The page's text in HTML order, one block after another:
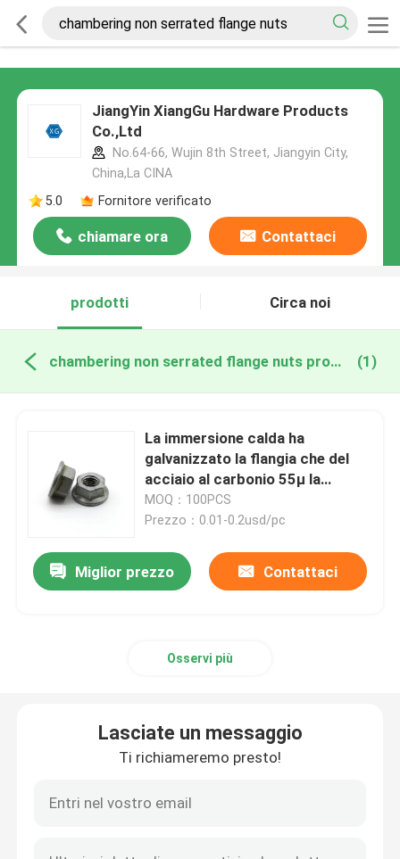
JiangYin XiangGu Hardware Products
Co.,Ltd
No.64-66, Wujin 8th Street, Jiangyin City,
China,La CINA
5.0
Fornitore verificato
chiamare ora Contattaci
prodotti Circa noi
chambering non serrated flange nuts produzione online (1)
La immersione calda ha
galvanizzato la flangia che del
acciaio al carbonio 55μ la
sfortuna matta di Chambering
non ha dentellato i dadi della
MOQ：100PCS
Prezzo：0.01-0.2usd/pc
Miglior prezzo Contattaci
Osservi più
Lasciate un messaggio
Ti richiameremo presto!